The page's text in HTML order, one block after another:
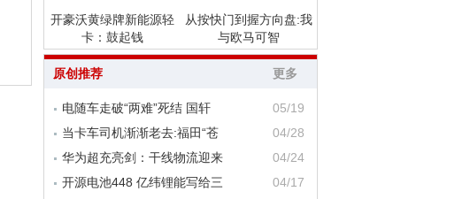
开豪沃黄绿牌新能源轻
卡：鼓起钱
从按快门到握方向盘:我
与欧马可智
原创推荐 更多
电随车走破“两难”死结 国轩
05/19
当卡车司机渐渐老去:福田“苍
04/28
华为超充亮剑：干线物流迎来
04/24
开源电池448 亿纬锂能写给三
04/17